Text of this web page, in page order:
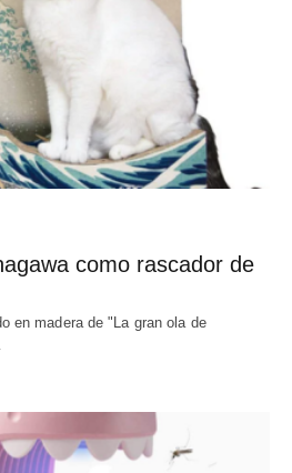
como rascador de
en madera de "La gran ola de